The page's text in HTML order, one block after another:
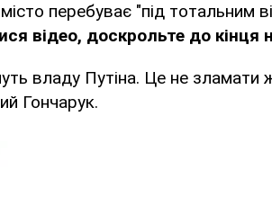
перебуває "під тотальним
відео, доскрольте до кінця
владу Путіна. Це не зламати
Гончарук.